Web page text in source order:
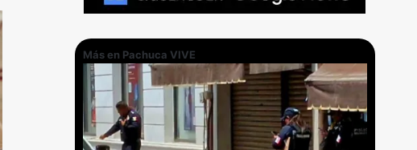
Más en Pachuca VIVE